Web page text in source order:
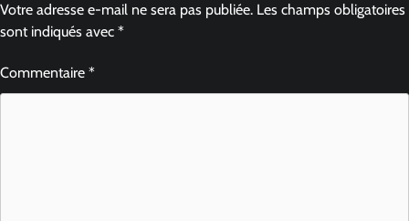
Votre adresse e-mail ne sera pas publiée. Les champs obligatoires
sont indiqués avec *
Commentaire *